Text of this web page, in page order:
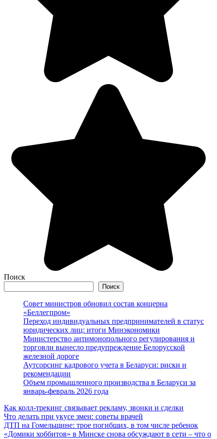
Поиск
Поиск
Совет министров обновил состав концерна
«Беллегпром»
Переход индивидуальных предпринимателей в статус
юридических лиц: итоги Минэкономики
Министерство антимонопольного регулирования и
торговли вынесло предупреждение Белорусской
железной дороге
Аутсорсинг кадрового учета в Беларуси: риски и
рекомендации
Объем промышленного производства в Беларуси за
январь-февраль 2026 года
Как колл-трекинг связывает рекламу, звонки и сделки
Что делать при укусе змеи: советы врачей
ДТП на Гомельщине: трое погибших, в том числе ребенок
«Домики хоббитов» в Минске снова обсуждают в сети – что о